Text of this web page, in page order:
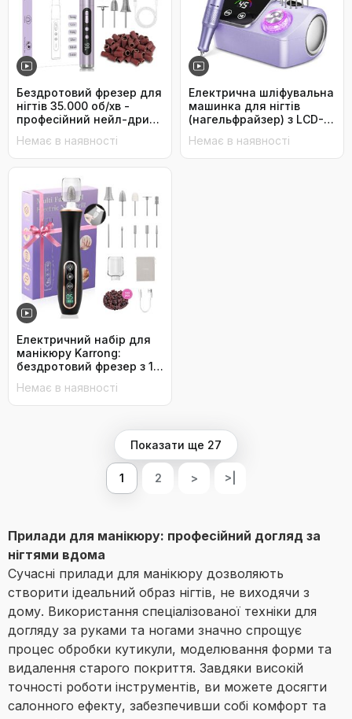
Бездротовий фрезер для
нігтів 35.000 об/хв -
професійний нейл-дриль
електрична нігтьова
пилка з регулюванням
Немає в наявності
Електрична шліфувальна
машинка для нігтів
(нагельфрайзер) з LCD-
професійний набір для
манікюру та педикюру з
Немає в наявності
Електричний набір для
манікюру Karrong:
бездротовий фрезер з 10
підсвічування, для гель
та акрил
Немає в наявності
Показати ще 27
1 2 > >|
Прилади для манікюру: професійний догляд за
нігтями вдома
Сучасні прилади для манікюру дозволяють
створити ідеальний образ нігтів, не виходячи з
дому. Використання спеціалізованої техніки для
догляду за руками та ногами значно спрощує
процес обробки кутикули, моделювання форми та
видалення старого покриття. Завдяки високій
точності роботи інструментів, ви можете досягти
салонного ефекту, забезпечивши собі комфорт та